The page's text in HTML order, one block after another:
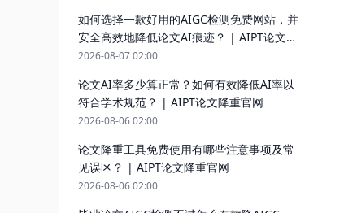
如何选择一款好用的AIGC检测免费网站，并
安全高效地降低论文AI痕迹？ | AIPT论文降
重官网
2026-08-07 02:00
论文AI率多少算正常？如何有效降低AI率以
符合学术规范？ | AIPT论文降重官网
2026-08-06 02:00
论文降重工具免费使用有哪些注意事项及常
见误区？ | AIPT论文降重官网
2026-08-06 02:00